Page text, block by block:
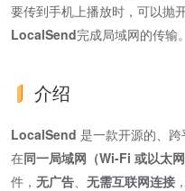
要传到手机上播放时，可以抛
LocalSend完成局域网的传输。
介绍
LocalSend 是一款开源的、
在同一局域网（Wi-Fi 或以太
件， 无广告 无需互联网连接